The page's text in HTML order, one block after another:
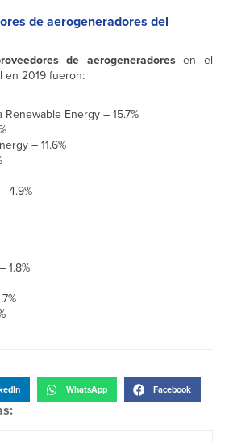
de aerogeneradores del
de aerogeneradoresen el
en 2019 fueron:
Renewable Energy – 15.7%
– 11.6%
4.9%
1.8%
WhatsApp Facebook